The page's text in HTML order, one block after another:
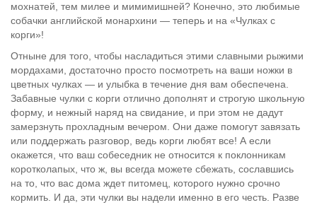
мохнатей, тем милее и мимимишней? Конечно, это любимые
собачки английской монархини — теперь и на «Чулках с
корги»!
Отныне для того, чтобы насладиться этими славными рыжими
мордахами, достаточно просто посмотреть на ваши ножки в
цветных чулках — и улыбка в течение дня вам обеспечена.
Забавные чулки с корги отлично дополнят и строгую школьную
форму, и нежный наряд на свидание, и при этом не дадут
замерзнуть прохладным вечером. Они даже помогут завязать
или поддержать разговор, ведь корги любят все! А если
окажется, что ваш собеседник не относится к поклонникам
коротколапых, что ж, вы всегда можете сбежать, сославшись
на то, что вас дома ждет питомец, которого нужно срочно
кормить. И да, эти чулки вы надели именно в его честь. Разве